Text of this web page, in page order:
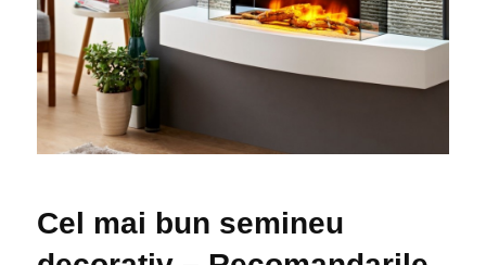
Cel mai bun semineu